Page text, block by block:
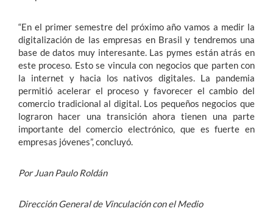
“En el primer semestre del próximo año vamos a medir la
digitalización de las empresas en Brasil y tendremos una
base de datos muy interesante. Las pymes están atrás en
este proceso. Esto se vincula con negocios que parten con
la internet y hacia los nativos digitales. La pandemia
permitió acelerar el proceso y favorecer el cambio del
comercio tradicional al digital. Los pequeños negocios que
lograron hacer una transición ahora tienen una parte
importante del comercio electrónico, que es fuerte en
empresas jóvenes”, concluyó.
Por Juan Paulo Roldán
Dirección General de Vinculación con el Medio